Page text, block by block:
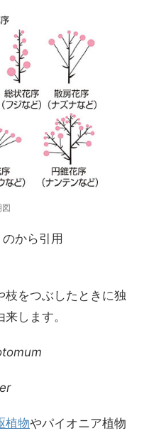
のから引用
枝をつぶしたときに独
します。
植物やパイオニア植物